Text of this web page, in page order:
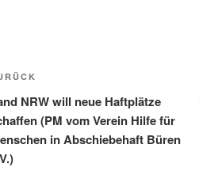
NRW will neue Haftplätze
(PM vom Verein Hilfe für
in Abschiebehaft Büren